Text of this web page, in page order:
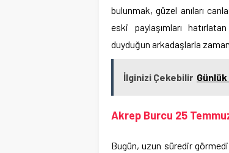
bulunmak, güzel anıları
eski paylaşımları
duyduğun arkadaşlarla
İlginizi Çekebilir Günlük
Akrep Burcu 25
Bugün, uzun süredir